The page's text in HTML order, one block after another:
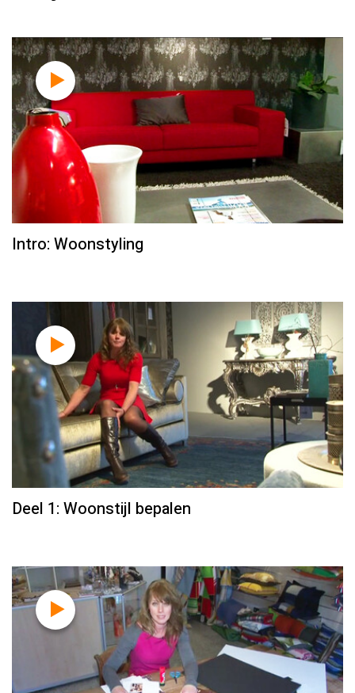
Intro: Woonstyling
Deel 1: Woonstijl bepalen